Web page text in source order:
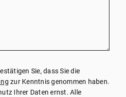
Sie, dass Sie die
zur Kenntnis genommen haben.
Ihrer Daten ernst. Alle